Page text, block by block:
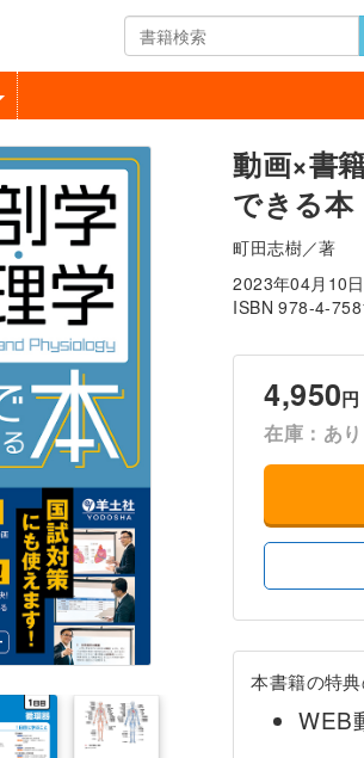
動画×書
できる本
町田志樹／著
2023年04月10
ISBN 978-4-
4,950円
在庫：あり
本書籍の特
WEB